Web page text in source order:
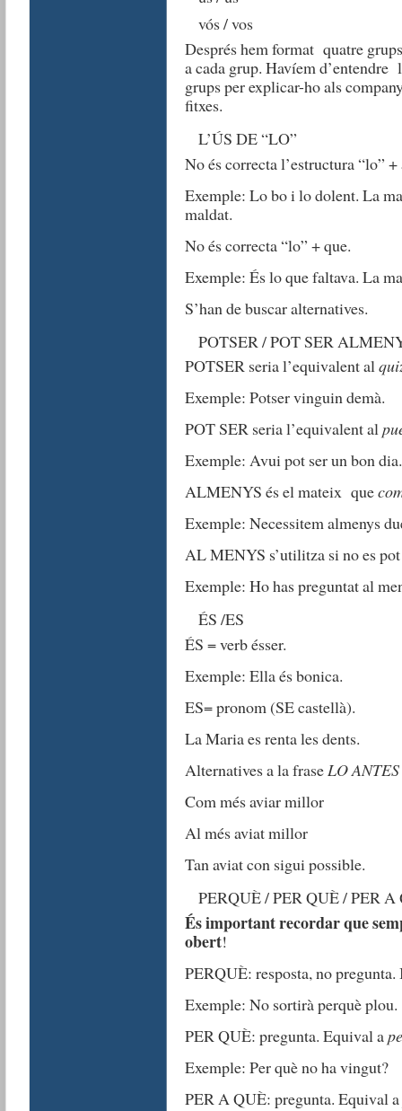
vós / vos
Després hem format quatre
a cada grup. Havíem d’entendre
grups per explicar-ho als
fitxes.
L’ÚS DE “LO”
No és correcta l’estructura “lo”
Exemple: Lo bo i lo dolent. La
maldat.
No és correcta “lo” + que.
Exemple: És lo que faltava. La
S’han de buscar alternatives.
POTSER / POT SER
POTSER seria l’equivalent al
Exemple: Potser vinguin demà.
POT SER seria l’equivalent al
Exemple: Avui pot ser un bon dia.
ALMENYS és el mateix que
Exemple: Necessitem almenys
AL MENYS s’utilitza si no es
Exemple: Ho has preguntat al
ÉS /ES
ÉS = verb ésser.
Exemple: Ella és bonica.
ES= pronom (SE castellà).
La Maria es renta les dents.
Alternatives a la fraseLO
Com més aviar millor
Al més aviat millor
Tan aviat con sigui possible.
PERQUÈ / PER QUÈ / PER A
És important recordar que
obert!
PERQUÈ: resposta, no
Exemple: No sortirà perquè plou.
PER QUÈ: pregunta. Equival a
Exemple: Per què no ha vingut?
PER A QUÈ: pregunta. Equival a